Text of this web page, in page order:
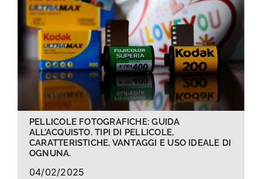
La foto del mese
Guide
Cerca
per:
PELLICOLE FOTOGRAFICHE: GUIDA
ALL’ACQUISTO. TIPI DI PELLICOLE,
CARATTERISTICHE, VANTAGGI E USO IDEALE DI
OGNUNA.
04/02/2025